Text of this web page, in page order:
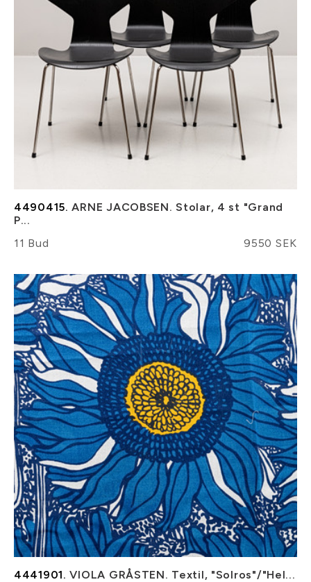
4490415. ARNE JACOBSEN. Stolar, 4 st "Grand
P...
11 Bud
9550 SEK
4441901. VIOLA GRÅSTEN. Textil, "Solros"/"Hel...